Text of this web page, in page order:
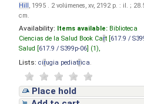
Hill, 1995 . 2 volúmenes, xv, 2192 p. : il. ;
cm.
Availability: Items available: Biblioteca
Ciencias de la Salud Book Cart [ 617.9 /
Salud [ 617.9 / S399p-06 ] (1),
Lists: cirugia pediatrica
Place hold